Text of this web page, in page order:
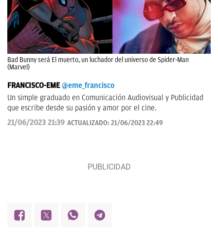
Bad Bunny será El muerto, un luchador del universo de Spider-Man
(Marvel)
FRANCISCO-EME @eme_francisco
Un simple graduado en Comunicación Audiovisual y Publicidad
que escribe desde su pasión y amor por el cine.
21/06/2023 21:39 ACTUALIZADO: 21/06/2023 22:49